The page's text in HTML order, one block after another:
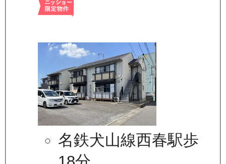
名鉄犬山線西春駅歩